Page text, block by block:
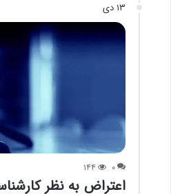
۱۳ دی
۰ ۱۴۴
اعتراض به نظر